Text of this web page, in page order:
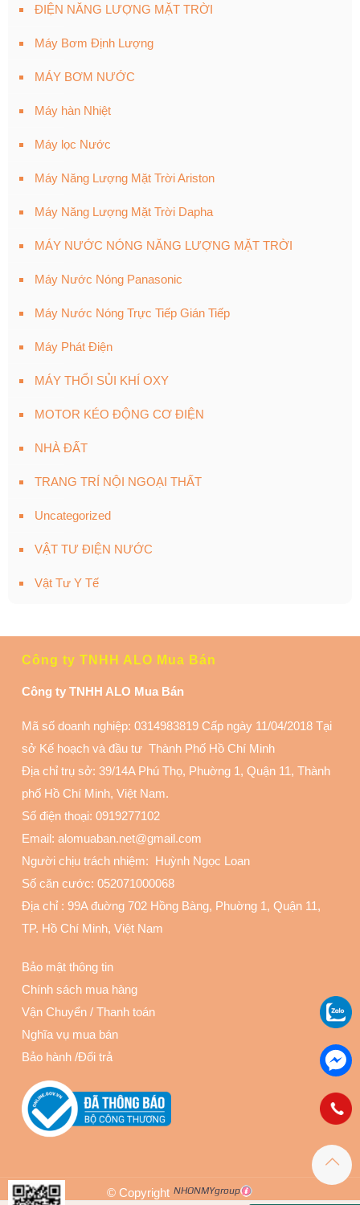
ĐIỆN NĂNG LƯỢNG MẶT TRỜI
Máy Bơm Định Lượng
MÁY BƠM NƯỚC
Máy hàn Nhiệt
Máy lọc Nước
Máy Năng Lượng Mặt Trời Ariston
Máy Năng Lượng Mặt Trời Dapha
MÁY NƯỚC NÓNG NĂNG LƯỢNG MẶT TRỜI
Máy Nước Nóng Panasonic
Máy Nước Nóng Trực Tiếp Gián Tiếp
Máy Phát Điện
MÁY THỔI SỦI KHÍ OXY
MOTOR KÉO ĐỘNG CƠ ĐIỆN
NHÀ ĐẤT
TRANG TRÍ NỘI NGOẠI THẤT
Uncategorized
VẬT TƯ ĐIỆN NƯỚC
Vật Tư Y Tế
Công ty TNHH ALO Mua Bán
Công ty TNHH ALO Mua Bán
Mã số doanh nghiệp: 0314983819 Cấp ngày 11/04/2018 Tại
sở Kế hoạch và đầu tư Thành Phố Hồ Chí Minh
Địa chỉ trụ sở: 39/14A Phú Thọ, Phuờng 1, Quận 11, Thành
phố Hồ Chí Minh, Việt Nam.
Số điện thoại: 0919277102
Email: alomuaban.net@gmail.com
Người chịu trách nhiệm: Huỳnh Ngọc Loan
Số căn cước: 052071000068
Địa chỉ : 99A đuờng 702 Hồng Bàng, Phuờng 1, Quận 11,
TP. Hồ Chí Minh, Việt Nam
Bảo mật thông tin
Chính sách mua hàng
Vận Chuyển / Thanh toán
Nghĩa vụ mua bán
Bảo hành /Đổi trả
© Copyright